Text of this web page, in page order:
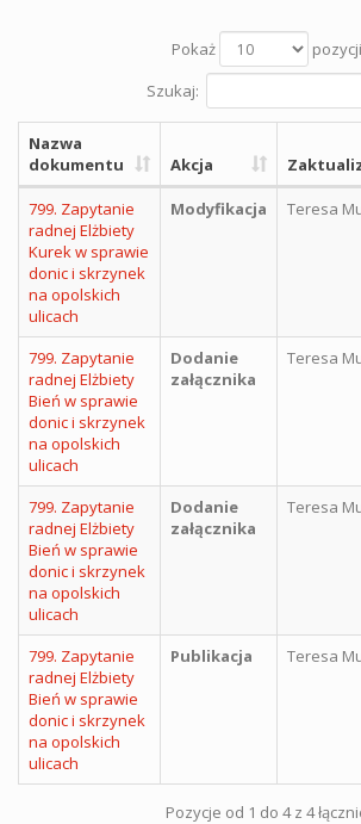
Pokaż
pozycji
Szukaj:
Nazwa
dokumentu
Akcja
799. Zapytanie
radnej Elżbiety
Kurek w sprawie
donic i skrzynek
na opolskich
ulicach
Modyfikacja Teresa
799. Zapytanie
radnej Elżbiety
Bień w sprawie
donic i skrzynek
na opolskich
ulicach
Dodanie
załącznika
Teresa
799. Zapytanie
radnej Elżbiety
Bień w sprawie
donic i skrzynek
na opolskich
ulicach
Dodanie
załącznika
Teresa
799. Zapytanie
radnej Elżbiety
Bień w sprawie
donic i skrzynek
na opolskich
ulicach
Publikacja Teresa
Pozycje od 1 do 4 z 4